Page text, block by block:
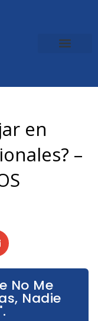
en
–
No Me
Nadie